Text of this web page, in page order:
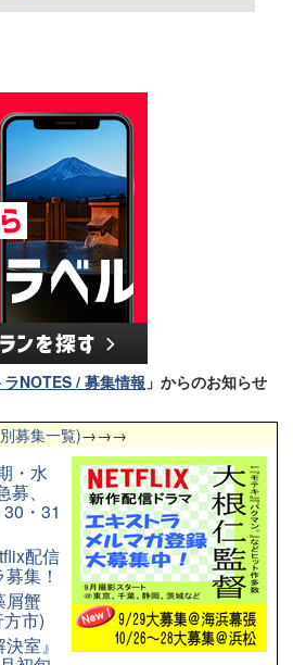
NOTES / 募集情報 」からのお知らせ
募集一覧)→→→
・水
、
・31
配信
集！
屑蟹
市)
室』